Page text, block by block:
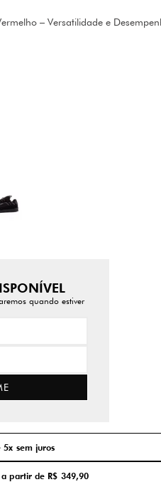
– Versatilidade e
quando estiver
5x sem juros
partir de R$ 349,90